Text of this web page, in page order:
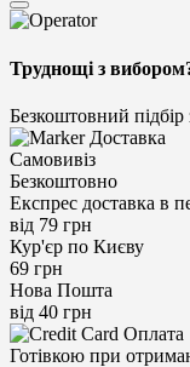
Труднощі з
Безкоштовний підбір
Доставка
Самовивіз
Безкоштовно
Експрес доставка в
від 79 грн
Кур'єр по Києву
69 грн
Нова Пошта
від 40 грн
Оплата
Готівкою при